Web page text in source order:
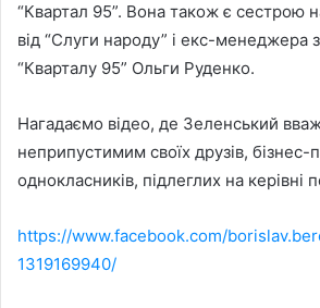
“Квартал 95”. Вона також є сестрою
від “Слуги народу” і екс-менеджера
“Кварталу 95” Ольги Руденко.
Нагадаємо відео, де Зеленський
неприпустимим своїх друзів, бізнес-
однокласників, підлеглих на керівні
https://www.facebook.com/
1319169940/